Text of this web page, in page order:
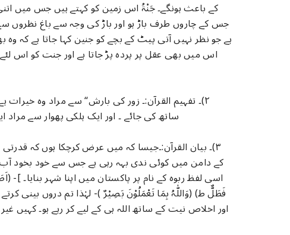
کے باعث ہونگے۔ جَنْۃُ اس زمین کو کہتے ہیں جس میں
جس کے چاروں طرف باڑ ہو اور باڑ کی وجہ سے باغ نظروں
ہے جو نظر نہیں آتی پیٹ کے بچے کو جنین کہا جاتا ہے کہ وہ
اس میں بھی عقل پر پردہ پڑ جاتا ہے اور جنت کو اس
۲)۔ تفہیم القرآن:۔ زور کی بارش“ سے مراد وہ
ساتھ کی جائے ۔ اور ایک ہلکی پھوار سے
۳)۔ بیان القرآن:۔جیسا کہ میں عرض کرچکا ہوں کہ قدرتی
کے دامن میں کوئی ندی بہہ رہی ہے جس سے خود بخود آب
اسی لفظ ربوہ کے نام پر پاکستان میں اپنا شہر بنایا۔
فَطَلٌّ ط) (وَاللّٰہُ بِمَا تَعْمَلُوْنَ بَصِیْرٌ )- لہٰذا تم دروں بینی
اور اخلاص نیت کے ساتھ اللہ ہی کے لیے کر رہے ہو۔ کہیں